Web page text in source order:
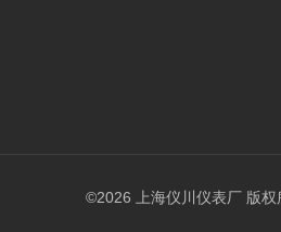
©2026 上海仪川仪表厂 版